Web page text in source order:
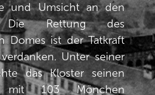
und Umsicht an den
Die Rettung des
Domes ist der Tatkraft
Unter seiner
das Kloster seinen
mit 103 Mönchen